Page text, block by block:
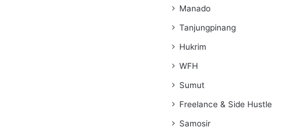
Manado
Tanjungpinang
Hukrim
WFH
Sumut
Freelance & Side Hustle
Samosir